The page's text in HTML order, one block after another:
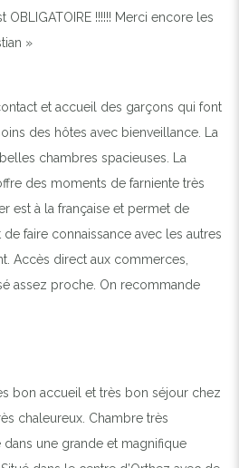
OBLIGATOIRE !!!!!! Merci encore les
»
et accueil des garçons qui font
des hôtes avec bienveillance. La
chambres spacieuses. La
des moments de farniente très
est à la française et permet de
faire connaissance avec les autres
Accès direct aux commerces,
assez proche. On recommande
bon accueil et très bon séjour chez
chaleureux. Chambre très
une grande et magnifique